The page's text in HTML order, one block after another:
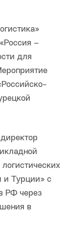
–
для
и Турции» с
РФ через
в